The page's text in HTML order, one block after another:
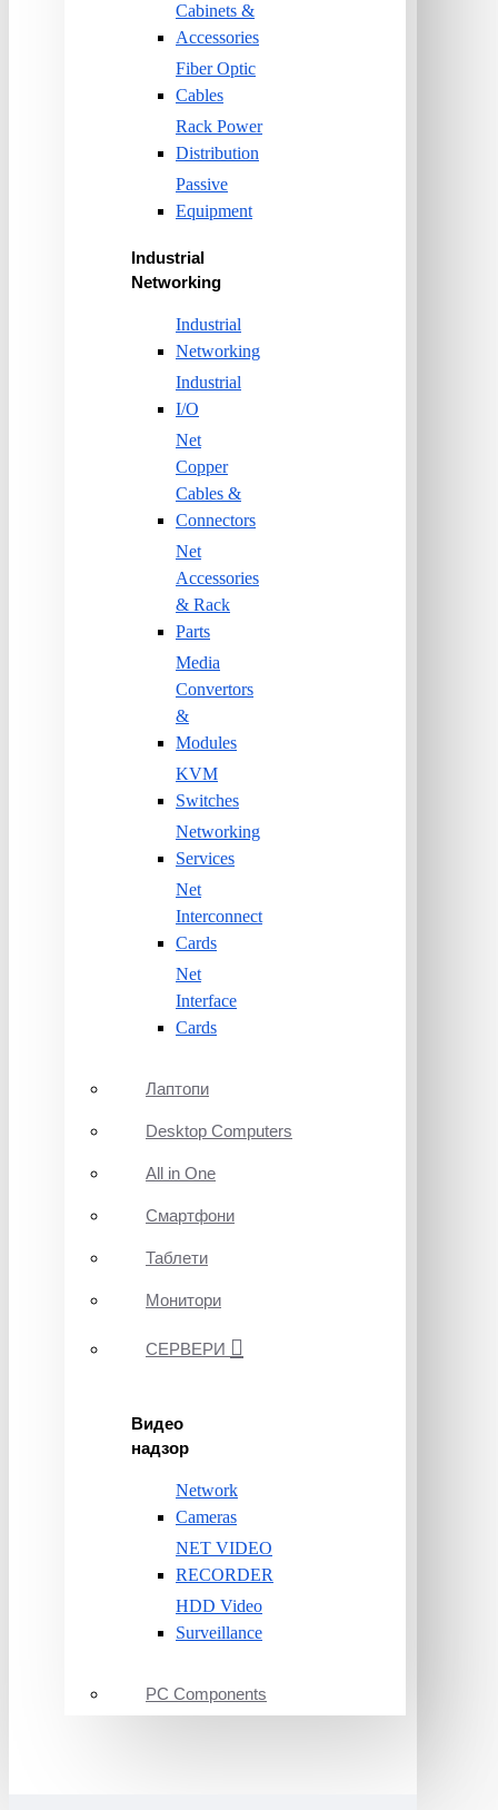
Cabinets &
Accessories
Fiber Optic
Cables
Rack Power
Distribution
Passive
Equipment
Industrial
Networking
Industrial
Networking
Industrial
I/O
Net
Copper
Cables &
Connectors
Net
Accessories
& Rack
Parts
Media
Convertors
&
Modules
KVM
Switches
Networking
Services
Net
Interconnect
Cards
Net
Interface
Cards
Лаптопи
Desktop Computers
All in One
Смартфони
Таблети
Монитори
СЕРВЕРИ
Видео
надзор
Network
Cameras
NET VIDEO
RECORDER
HDD Video
Surveillance
PC Components